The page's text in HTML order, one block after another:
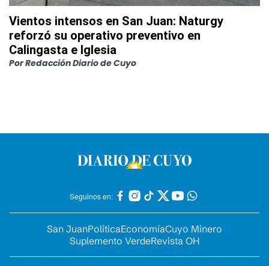
Vientos intensos en San Juan: Naturgy
reforzó su operativo preventivo en
Calingasta e Iglesia
PorRedacción Diario de Cuyo
Seguinos en:
San JuanPolíticaEconomíaCuyo Minero
Suplemento VerdeRevista OH